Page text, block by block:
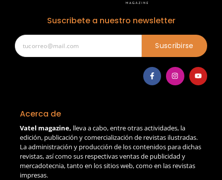
Suscribete a nuestro newsletter
Suscribirse
Acerca de
Vatel magazine, lleva a cabo, entre otras actividades, la
edición, publicación y comercialización de revistas ilustradas.
La administración y producción de los contenidos para dichas
revistas, así como sus respectivas ventas de publicidad y
mercadotecnia, tanto en los sitios web, como en las revistas
impresas.